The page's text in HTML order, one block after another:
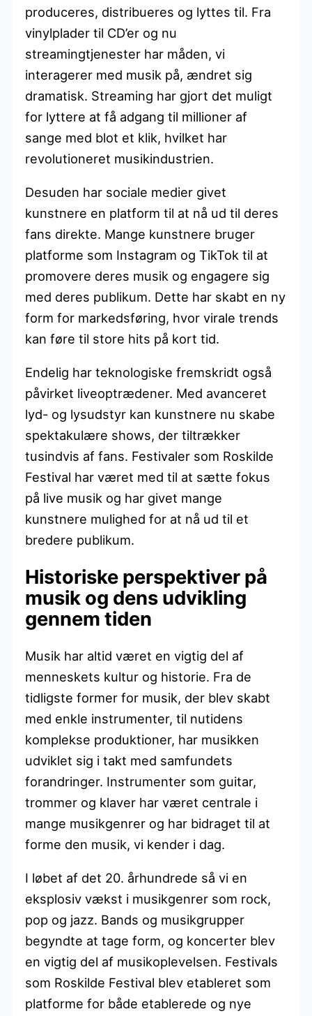
produceres, distribueres og lyttes til. Fra
vinylplader til CD’er og nu
streamingtjenester har måden, vi
interagerer med musik på, ændret sig
dramatisk. Streaming har gjort det muligt
for lyttere at få adgang til millioner af
sange med blot et klik, hvilket har
revolutioneret musikindustrien.
Desuden har sociale medier givet
kunstnere en platform til at nå ud til deres
fans direkte. Mange kunstnere bruger
platforme som Instagram og TikTok til at
promovere deres musik og engagere sig
med deres publikum. Dette har skabt en ny
form for markedsføring, hvor virale trends
kan føre til store hits på kort tid.
Endelig har teknologiske fremskridt også
påvirket liveoptrædener. Med avanceret
lyd- og lysudstyr kan kunstnere nu skabe
spektakulære shows, der tiltrækker
tusindvis af fans. Festivaler som Roskilde
Festival har været med til at sætte fokus
på live musik og har givet mange
kunstnere mulighed for at nå ud til et
bredere publikum.
Historiske perspektiver på
musik og dens udvikling
gennem tiden
Musik har altid været en vigtig del af
menneskets kultur og historie. Fra de
tidligste former for musik, der blev skabt
med enkle instrumenter, til nutidens
komplekse produktioner, har musikken
udviklet sig i takt med samfundets
forandringer. Instrumenter som guitar,
trommer og klaver har været centrale i
mange musikgenrer og har bidraget til at
forme den musik, vi kender i dag.
I løbet af det 20. århundrede så vi en
eksplosiv vækst i musikgenrer som rock,
pop og jazz. Bands og musikgrupper
begyndte at tage form, og koncerter blev
en vigtig del af musikoplevelsen. Festivals
som Roskilde Festival blev etableret som
platforme for både etablerede og nye